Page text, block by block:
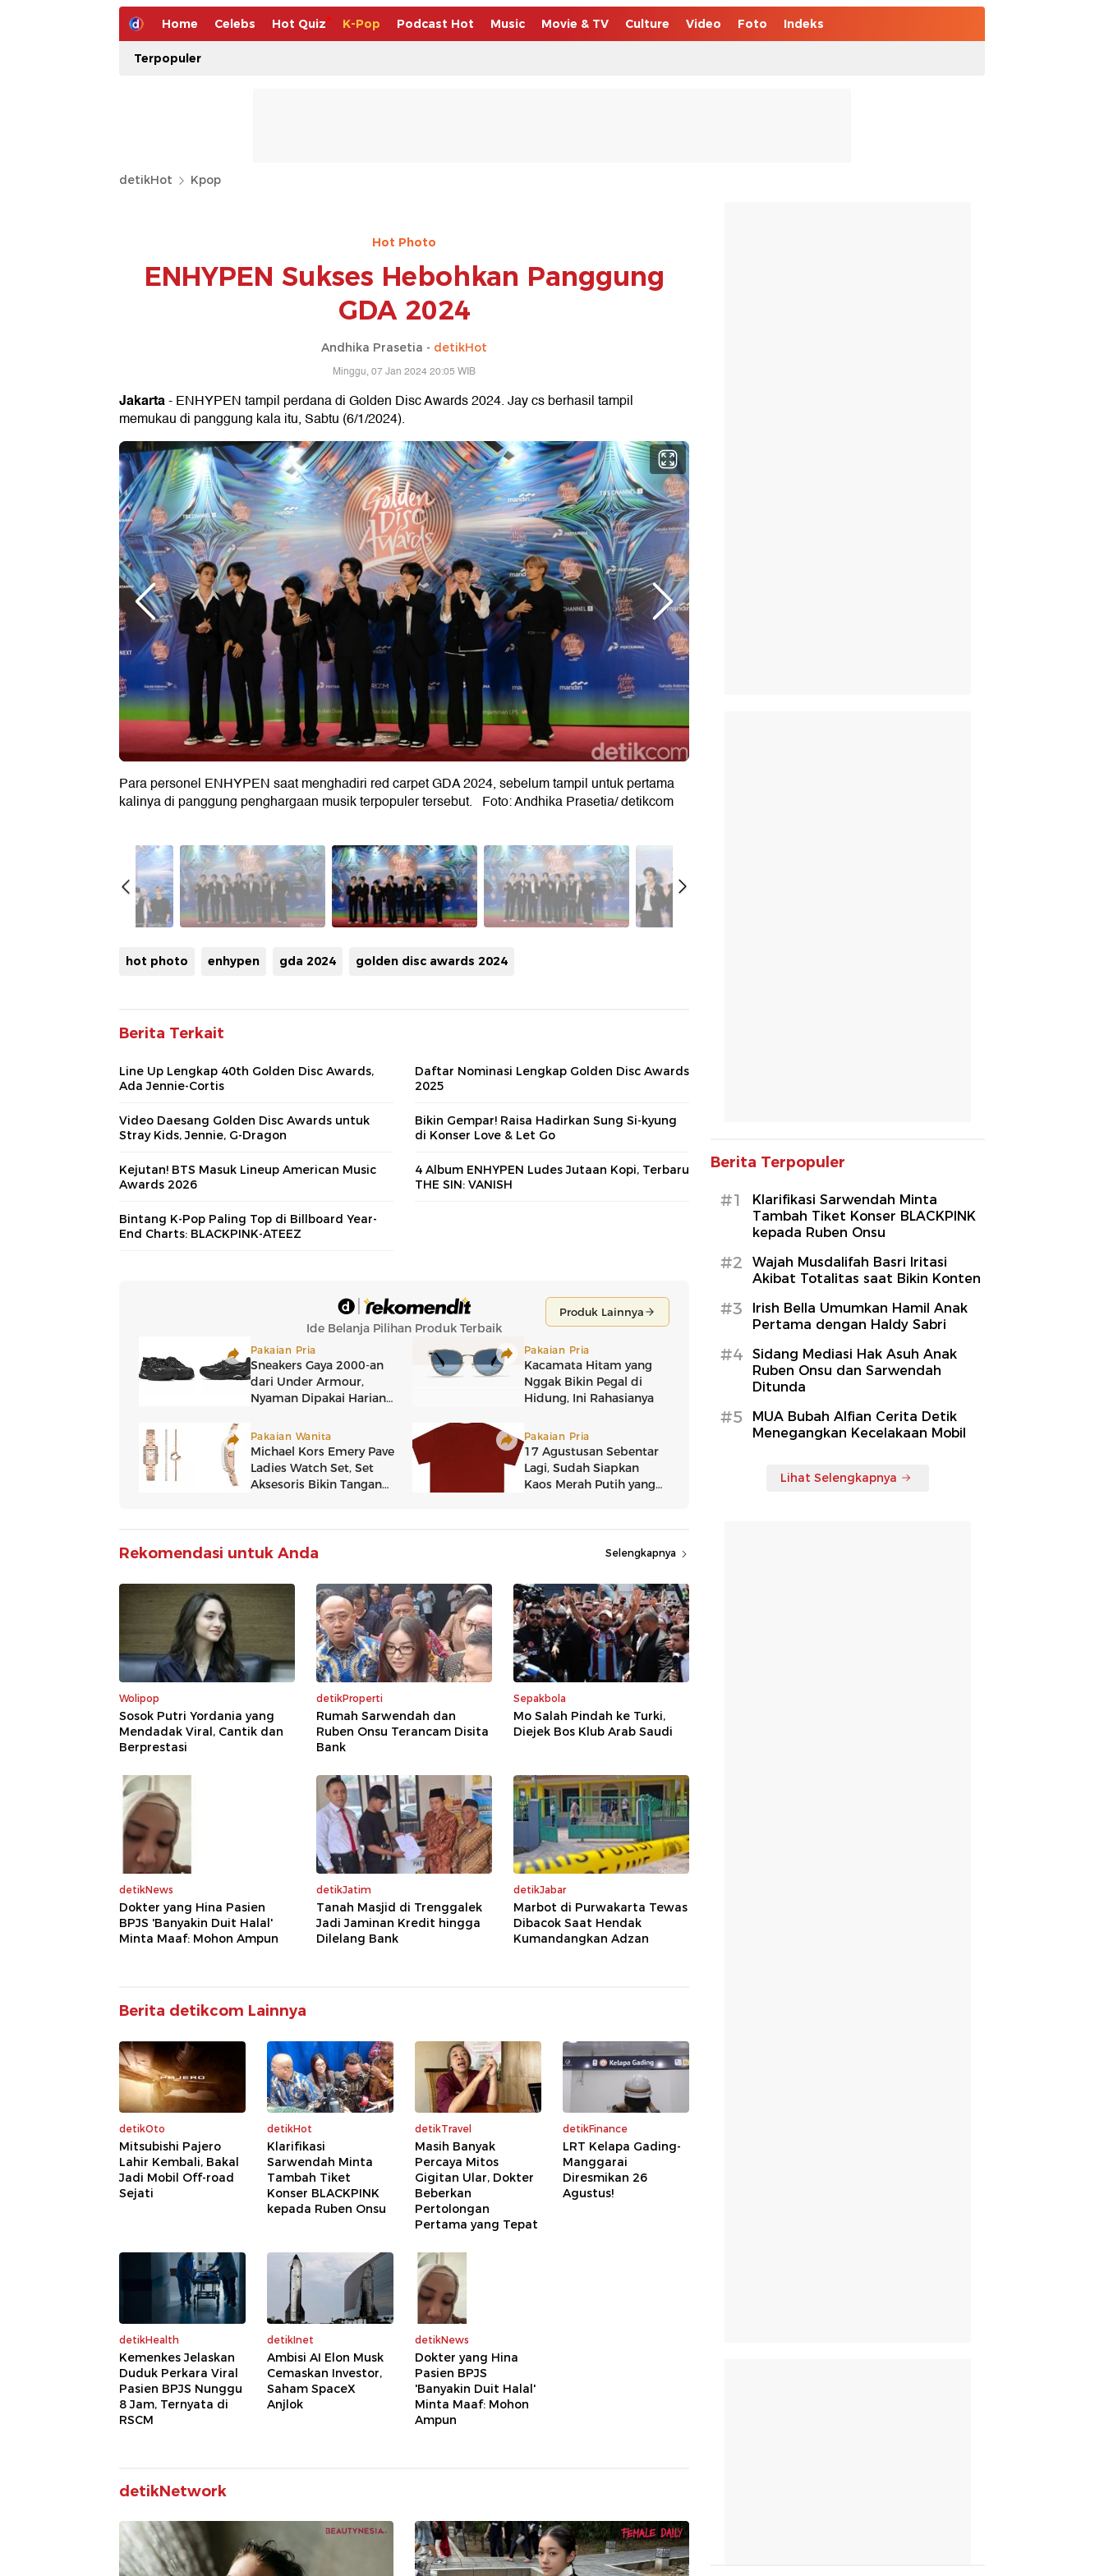
Home Celebs Hot Quiz K-Pop Podcast Hot Music Movie & TV Culture Video Foto Indeks
Terpopuler
detikHot Kpop
Hot Photo
ENHYPEN Sukses Hebohkan Panggung
GDA 2024
Andhika Prasetia - detikHot
Minggu, 07 Jan 2024 20:05 WIB
Jakarta- ENHYPEN tampil perdana di Golden Disc Awards 2024. Jay cs berhasil tampil
memukau di panggung kala itu, Sabtu (6/1/2024).
Para personel ENHYPEN saat menghadiri red carpet GDA 2024, sebelum tampil untuk pertama
kalinya di panggung penghargaan musik terpopuler tersebut. Foto: Andhika Prasetia/ detikcom
hot photo enhypen gda 2024 golden disc awards 2024
Berita Terkait
Line Up Lengkap 40th Golden Disc Awards,
Ada Jennie-Cortis
Daftar Nominasi Lengkap Golden Disc Awards
2025
Video Daesang Golden Disc Awards untuk
Stray Kids, Jennie, G-Dragon
Bikin Gempar! Raisa Hadirkan Sung Si-kyung
di Konser Love & Let Go
Kejutan! BTS Masuk Lineup American Music
Awards 2026
4 Album ENHYPEN Ludes Jutaan Kopi, Terbaru
THE SIN: VANISH
Bintang K-Pop Paling Top di Billboard Year-
End Charts: BLACKPINK-ATEEZ
Rekomendasi untuk Anda Selengkapnya
Wolipop
Sosok Putri Yordania yang
Mendadak Viral, Cantik dan
Berprestasi
detikProperti
Rumah Sarwendah dan
Ruben Onsu Terancam Disita
Bank
Sepakbola
Mo Salah Pindah ke Turki,
Diejek Bos Klub Arab Saudi
detikNews
Dokter yang Hina Pasien
BPJS 'Banyakin Duit Halal'
Minta Maaf: Mohon Ampun
detikJatim
Tanah Masjid di Trenggalek
Jadi Jaminan Kredit hingga
Dilelang Bank
detikJabar
Marbot di Purwakarta Tewas
Dibacok Saat Hendak
Kumandangkan Adzan
Berita detikcom Lainnya
detikOto
Mitsubishi Pajero
Lahir Kembali, Bakal
Jadi Mobil Off-road
Sejati
detikHot
Klarifikasi
Sarwendah Minta
Tambah Tiket
Konser BLACKPINK
kepada Ruben Onsu
detikTravel
Masih Banyak
Percaya Mitos
Gigitan Ular, Dokter
Beberkan
Pertolongan
Pertama yang Tepat
detikFinance
LRT Kelapa Gading-
Manggarai
Diresmikan 26
Agustus!
detikHealth
Kemenkes Jelaskan
Duduk Perkara Viral
Pasien BPJS Nunggu
8 Jam, Ternyata di
RSCM
detikInet
Ambisi AI Elon Musk
Cemaskan Investor,
Saham SpaceX
Anjlok
detikNews
Dokter yang Hina
Pasien BPJS
'Banyakin Duit Halal'
Minta Maaf: Mohon
Ampun
detikNetwork
Berita Terpopuler
#1
Klarifikasi Sarwendah Minta
Tambah Tiket Konser BLACKPINK
kepada Ruben Onsu
#2
Wajah Musdalifah Basri Iritasi
Akibat Totalitas saat Bikin Konten
#3
Irish Bella Umumkan Hamil Anak
Pertama dengan Haldy Sabri
#4
Sidang Mediasi Hak Asuh Anak
Ruben Onsu dan Sarwendah
Ditunda
#5
MUA Bubah Alfian Cerita Detik
Menegangkan Kecelakaan Mobil
Lihat Selengkapnya